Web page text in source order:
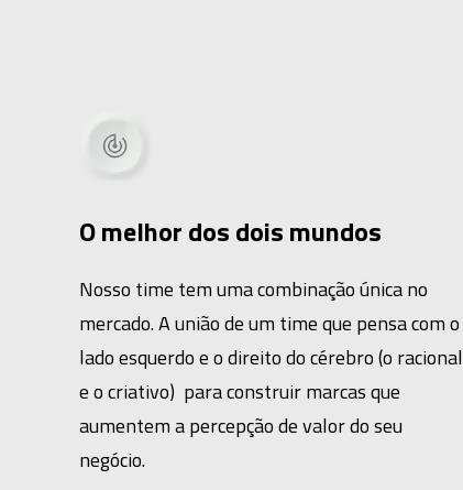
O melhor dos dois mundos
Nosso time tem uma combinação única no
mercado. A união de um time que pensa com o
lado esquerdo e o direito do cérebro (o racional
e o criativo) para construir marcas que
aumentem a percepção de valor do seu
negócio.